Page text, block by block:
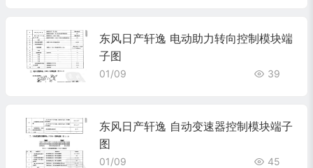
东风日产轩逸 电动助力转向控制模块端
子图
01/09 39
东风日产轩逸 自动变速器控制模块端子
图
01/09 45